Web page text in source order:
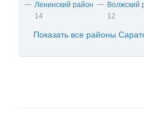
Ленинский район
14
Волжский
12
Показать все районы